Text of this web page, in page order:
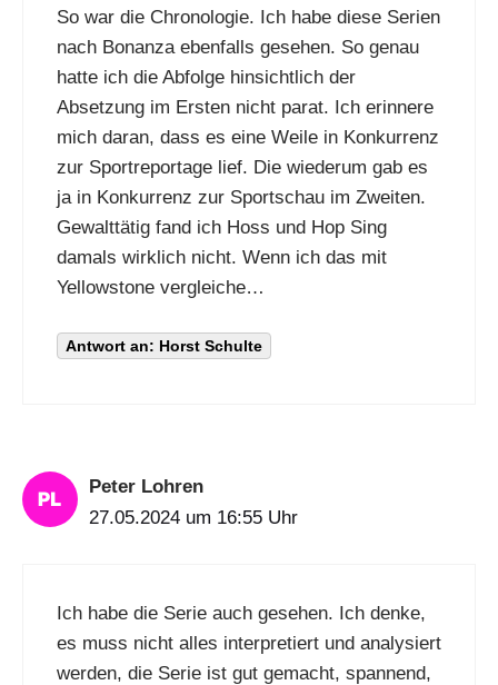
So war die Chronologie. Ich habe diese Serien
nach Bonanza ebenfalls gesehen. So genau
hatte ich die Abfolge hinsichtlich der
Absetzung im Ersten nicht parat. Ich erinnere
mich daran, dass es eine Weile in Konkurrenz
zur Sportreportage lief. Die wiederum gab es
ja in Konkurrenz zur Sportschau im Zweiten.
Gewalttätig fand ich Hoss und Hop Sing
damals wirklich nicht. Wenn ich das mit
Yellowstone vergleiche…
Antwort an: Horst Schulte
Peter Lohren
27.05.2024 um 16:55 Uhr
Ich habe die Serie auch gesehen. Ich denke,
es muss nicht alles interpretiert und analysiert
werden, die Serie ist gut gemacht, spannend,